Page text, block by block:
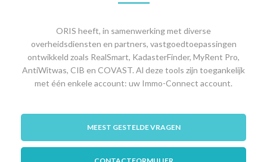
ORIS heeft, in samenwerking met diverse
overheidsdiensten en partners, vastgoedtoepassingen
ontwikkeld zoals RealSmart, KadasterFinder, MyRent Pro,
AntiWitwas, CIB en COVAST. Al deze tools zijn toegankelijk
met één enkele account: uw Immo-Connect account.
MEEST GESTELDE VRAGEN